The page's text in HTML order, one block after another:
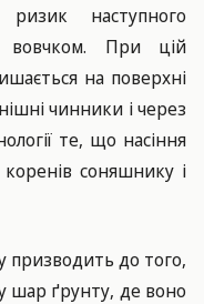
наступного
вовчком. При цій
на поверхні
чинники і через
те, що насіння
соняшнику і
призводить до того,
шар ґрунту, де воно